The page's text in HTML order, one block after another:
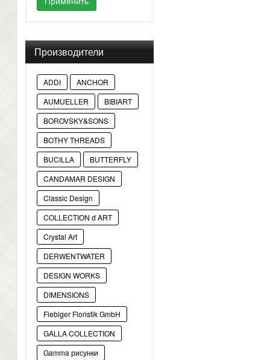
Производители
ADDI
ANCHOR
AUMUELLER
BIBIART
BOROVSKY&SONS
BOTHY THREADS
BUCILLA
BUTTERFLY
CANDAMAR DESIGN
Classic Design
COLLECTION d ART
Crystal Art
DERWENTWATER
DESIGN WORKS
DIMENSIONS
Fiebiger Floristik GmbH
GALLA COLLECTION
Gamma рисунки